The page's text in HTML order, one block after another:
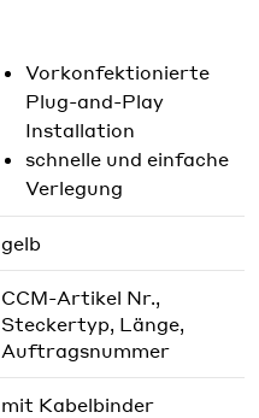
Vorkonfektionierte
Plug-and-Play
Installation
schnelle und einfache
Verlegung
gelb
CCM-Artikel Nr.,
Steckertyp, Länge,
Auftragsnummer
mit Kabelbinder